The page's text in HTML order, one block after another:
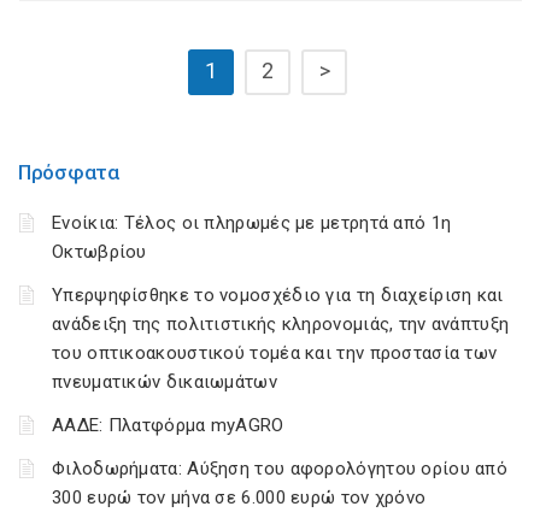
1 2 >
Πρόσφατα
Ενοίκια: Τέλος οι πληρωμές με μετρητά από 1η
Οκτωβρίου
Υπερψηφίσθηκε το νομοσχέδιο για τη διαχείριση και
ανάδειξη της πολιτιστικής κληρονομιάς, την ανάπτυξη
του οπτικοακουστικού τομέα και την προστασία των
πνευματικών δικαιωμάτων
ΑΑΔΕ: Πλατφόρμα myAGRO
Φιλοδωρήματα: Αύξηση του αφορολόγητου ορίου από
300 ευρώ τον μήνα σε 6.000 ευρώ τον χρόνο